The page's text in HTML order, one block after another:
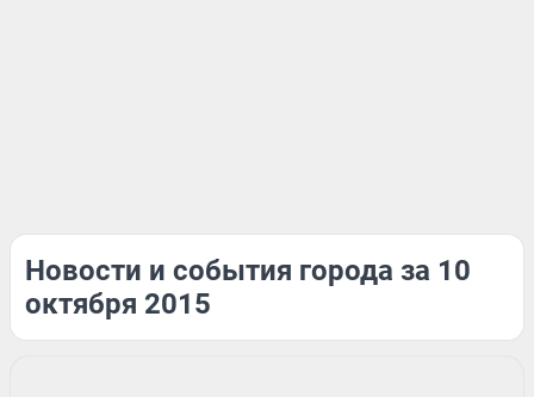
Новости и события города за 10
октября 2015